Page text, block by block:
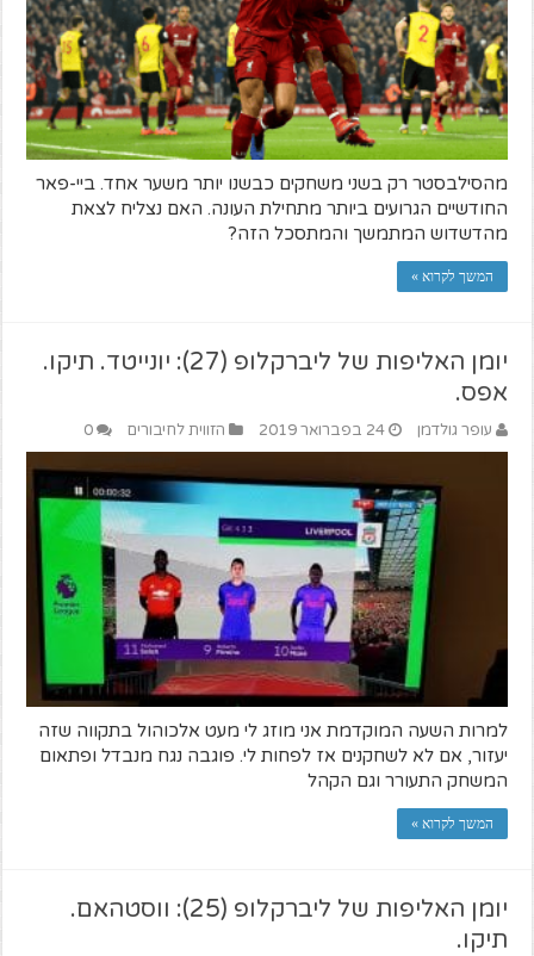
מהסילבסטר רק בשני משחקים כבשנו יותר משער אחד. ביי-פאר
החודשיים הגרועים ביותר מתחילת העונה. האם נצליח לצאת
מהדשדוש המתמשך והמתסכל הזה?
המשך לקרוא »
יומן האליפות של ליברקלופ (27): יונייטד. תיקו.
אפס.
עופר גולדמן 24 בפברואר 2019 הזווית לחיבורים 0
למרות השעה המוקדמת אני מוזג לי מעט אלכוהול בתקווה שזה
יעזור, אם לא לשחקנים אז לפחות לי. פוגבה נגח מנבדל ופתאום
המשחק התעורר וגם הקהל
המשך לקרוא »
יומן האליפות של ליברקלופ (25): ווסטהאם.
תיקו.